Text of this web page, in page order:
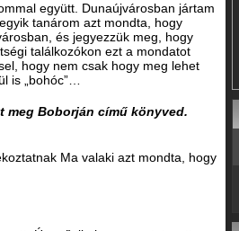
együtt. Dunaújvárosban jártam
tanárom azt mondta, hogy
és jegyezzük meg, hogy
találkozókon ezt a mondatot
hogy nem csak hogy meg lehet
is „bohóc”…
meg Boborján című könyved.
Ma valaki azt mondta, hogy